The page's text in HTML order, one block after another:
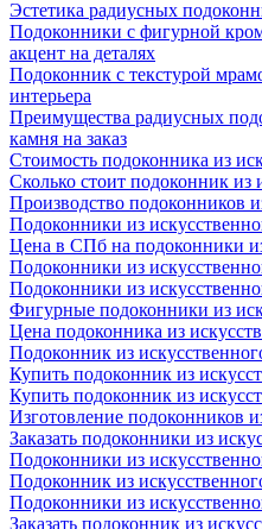
Эстетика радиусных
Подоконники с фигурной
акцент на деталях
Подоконник с текстурой
интерьера
Преимущества радиусных
камня на заказ
Стоимость подоконника из
Сколько стоит подоконник из
Производство подоконников
Подоконники из
Цена в СПб на подоконники
Подоконники из
Подоконники из
Фигурные подоконники из
Цена подоконника из
Подоконник из
Купить подоконник из
Купить подоконник из
Изготовление подоконников
Заказать подоконники из
Подоконники из
Подоконник из
Подоконники из
Заказать подоконник из